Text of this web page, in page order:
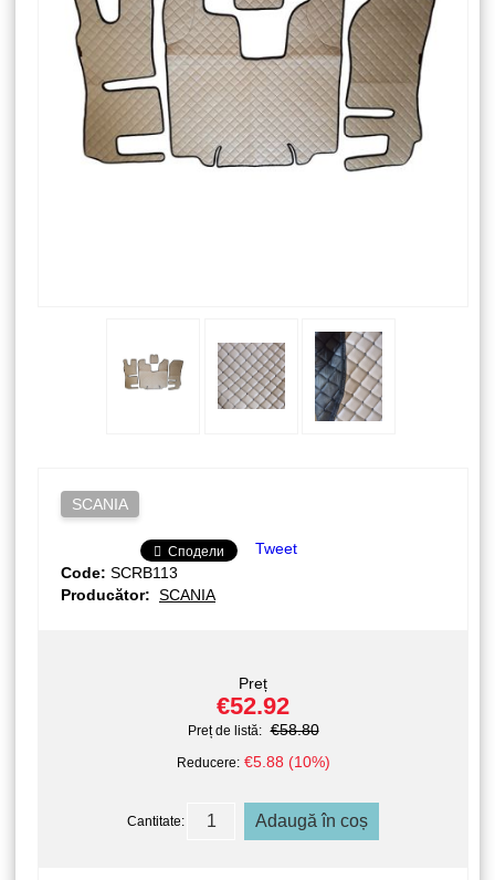
SCANIA
Сподели
Tweet
Code: SCRB113
Producător: SCANIA
Preț
€52.92
Preț de listă: €58.80
Reducere: €5.88 (10%)
Cantitate: